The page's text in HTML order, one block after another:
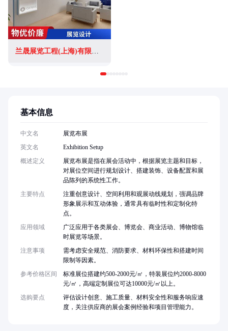
基本信息
中文名
展览布展
英文名
Exhibition Setup
概述定义
展览布展是指在展会活动中，根据展览主题和目标，
对展位空间进行规划设计、搭建装饰、设备配置和展
品陈列的系统性工作。
主要特点
注重创意设计、空间利用和观展动线规划，强调品牌
形象展示和互动体验，通常具有临时性和定制化特
点。
应用领域
广泛应用于各类展会、博览会、商业活动、博物馆临
时展览等场景。
注意事项
需考虑安全规范、消防要求、材料环保性和搭建时间
限制等因素。
参考价格区间
标准展位搭建约500-2000元/㎡，特装展位约2000-8000
元/㎡，高端定制展位可达10000元/㎡以上。
选购要点
评估设计创意、施工质量、材料安全性和服务响应速
度，关注供应商的展会案例经验和项目管理能力。